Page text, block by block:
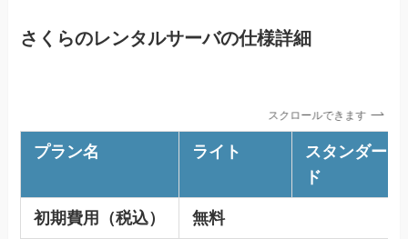
さくらのレンタルサーバの仕様詳細
スクロールできます
プラン名 ライト
スタンダー
ド
初期費用（税込） 無料